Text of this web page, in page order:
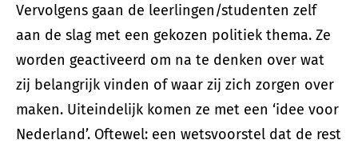
Vervolgens gaan de leerlingen/studenten zelf
aan de slag met een gekozen politiek thema. Ze
worden geactiveerd om na te denken over wat
zij belangrijk vinden of waar zij zich zorgen over
maken. Uiteindelijk komen ze met een ‘idee voor
Nederland’. Oftewel: een wetsvoorstel dat de rest